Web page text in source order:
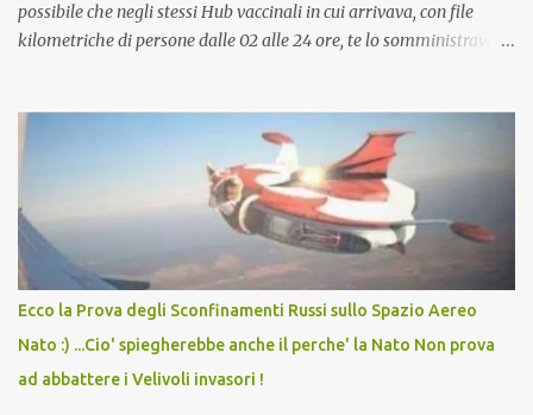
possibile che negli stessi Hub vaccinali in cui arrivava, con file
kilometriche di persone dalle 02 alle 24 ore, te lo somministravano
Vaccino come: l' Amaro del Capo, era "spettacolare Ghiacciato, ma
andava bene anche, a Temperatura Ambiente"! Riproponiamo
l'articolo per NON Dimenticare!
Ecco la Prova degli Sconfinamenti Russi sullo Spazio Aereo
Nato :) ...Cio' spiegherebbe anche il perche' la Nato Non prova
ad abbattere i Velivoli invasori !